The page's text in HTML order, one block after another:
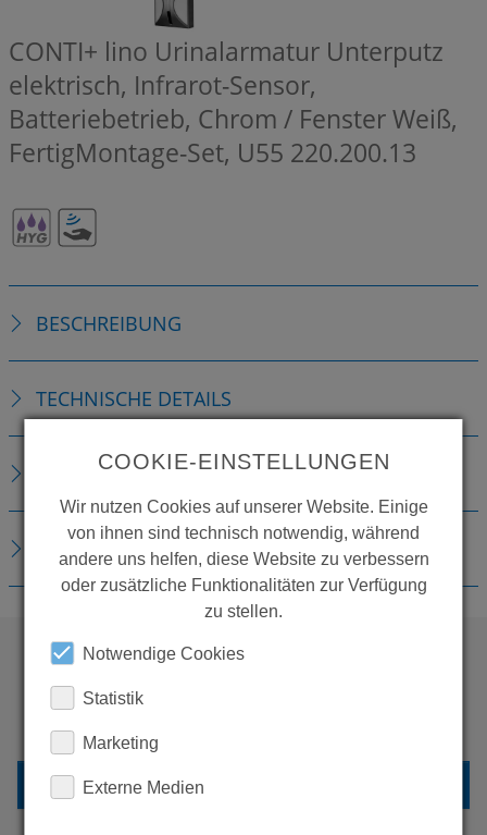
CONTI+ lino Urinalarmatur Unterputz
elektrisch, Infrarot-Sensor,
Batteriebetrieb, Chrom / Fenster Weiß,
FertigMontage-Set, U55 220.200.13
BESCHREIBUNG
TECHNISCHE DETAILS
ERSATZTEILE
DOWNLOADS
ZURÜCK ZUR ÜBERSICHT
COOKIE-EINSTELLUNGEN
Wir nutzen Cookies auf unserer Website. Einige
von ihnen sind technisch notwendig, während
andere uns helfen, diese Website zu verbessern
oder zusätzliche Funktionalitäten zur Verfügung
zu stellen.
Notwendige Cookies
Statistik
Marketing
Externe Medien